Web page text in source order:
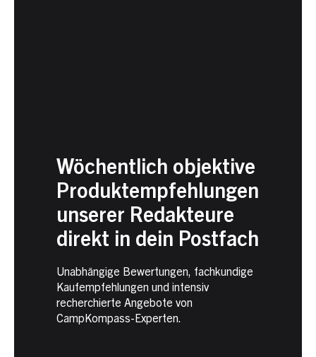
Wöchentlich objektive
Produktempfehlungen
unserer Redakteure
direkt in dein Postfach
Unabhängige Bewertungen, fachkundige
Kaufempfehlungen und intensiv
recherchierte Angebote von
CampKompass-Experten.